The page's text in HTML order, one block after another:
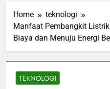
Home
teknologi
Manfaat Pembangkit
Biaya dan Menuju Energi
TEKNOLOGI